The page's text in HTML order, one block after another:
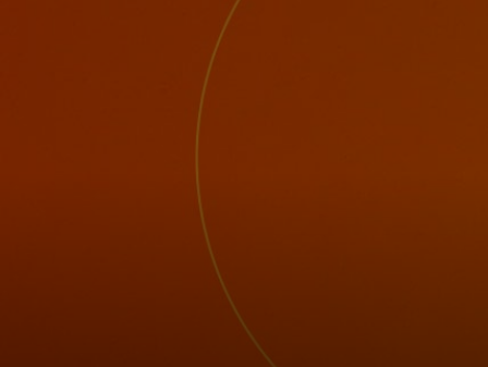
Για επιχειρήσεις
Για καινοτόμους